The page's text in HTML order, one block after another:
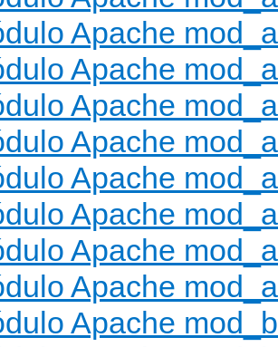
Apache
Apache
Apache
Apache
Apache
Apache
Apache
Apache
Apache